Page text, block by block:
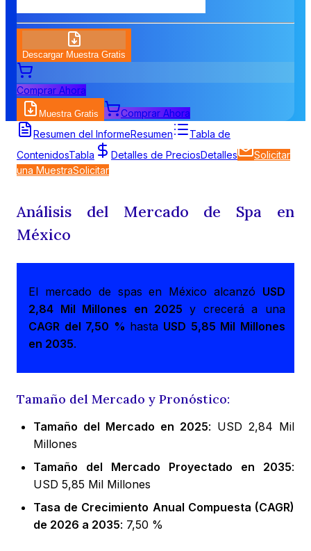
Descargar Muestra Gratis
Comprar Ahora
Muestra Gratis
Comprar Ahora
Resumen del InformeResumen
Tabla de
ContenidosTabla Detalles de PreciosDetalles
Solicitar
una MuestraSolicitar
Análisis del Mercado de Spa en
México
El mercado de spas en México alcanzó USD
2,84 Mil Millones en 2025 y crecerá a una
CAGR del 7,50 % hasta USD 5,85 Mil Millones
en 2035.
Tamaño del Mercado y Pronóstico:
Tamaño del Mercado en 2025: USD 2,84 Mil
Millones
Tamaño del Mercado Proyectado en 2035:
USD 5,85 Mil Millones
Tasa de Crecimiento Anual Compuesta (CAGR)
de 2026 a 2035: 7,50 %